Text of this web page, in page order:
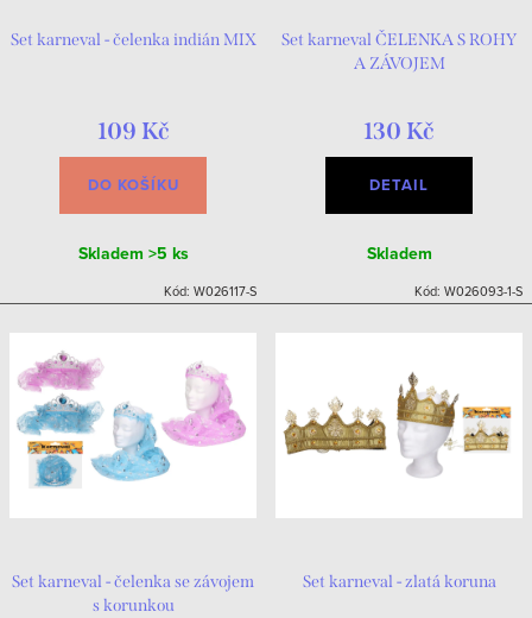
Set karneval - čelenka indián MIX
109 Kč
DO KOŠÍKU
Skladem >5 ks
Kód: W026117-S
Set karneval ČELENKA S ROHY
A ZÁVOJEM
130 Kč
DETAIL
Skladem
Kód: W026093-1-S
Set karneval - čelenka se závojem
s korunkou
Set karneval - zlatá koruna